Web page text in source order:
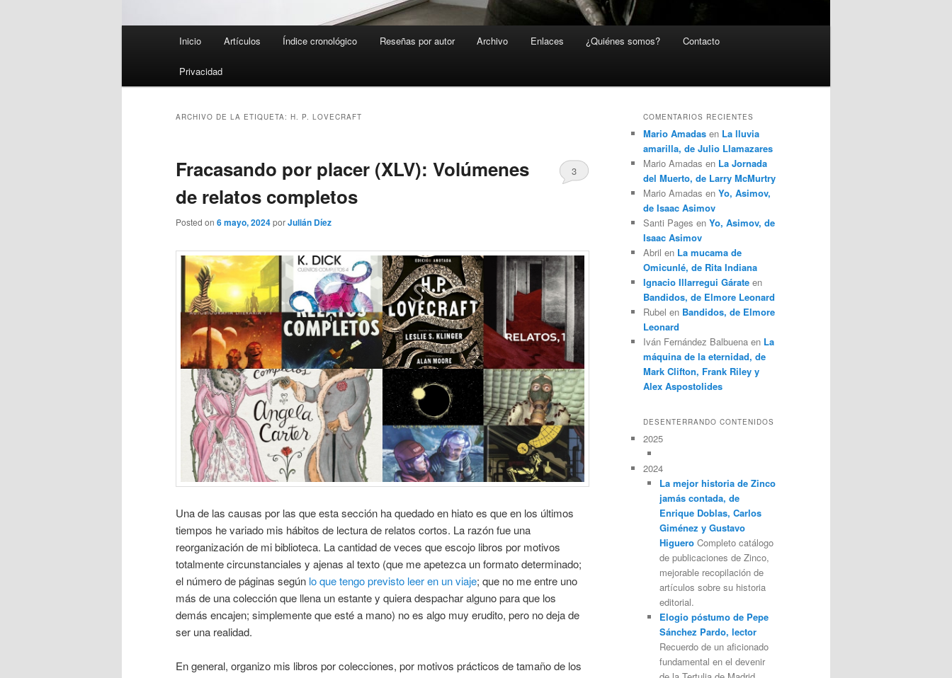
Inicio Artículos Índice cronológico Reseñas por autor Archivo Enlaces ¿Quiénes somos? Contacto
Privacidad
ARCHIVO DE LA ETIQUETA: H. P. LOVECRAFT
Fracasando por placer (XLV): Volúmenes
de relatos completos
Posted on 6 mayo, 2024porJulián Díez
3
Una de las causas por las que esta sección ha quedado en hiato es que en los últimos
tiempos he variado mis hábitos de lectura de relatos cortos. La razón fue una
reorganización de mi biblioteca. La cantidad de veces que escojo libros por motivos
totalmente circunstanciales y ajenas al texto (que me apetezca un formato determinado;
el número de páginas según lo que tengo previsto leer en un viaje; que no me entre uno
más de una colección que llena un estante y quiera despachar alguno para que los
demás encajen; simplemente que esté a mano) no es algo muy erudito, pero no deja de
ser una realidad.
En general, organizo mis libros por colecciones, por motivos prácticos de tamaño de los
COMENTARIOS RECIENTES
Mario Amadas en La lluvia
amarilla, de Julio Llamazares
Mario Amadas en La Jornada
del Muerto, de Larry McMurtry
Mario Amadas en Yo, Asimov,
de Isaac Asimov
Santi Pages en Yo, Asimov, de
Isaac Asimov
Abril en La mucama de
Omicunlé, de Rita Indiana
Ignacio Illarregui Gárate en
Bandidos, de Elmore Leonard
Rubel en Bandidos, de Elmore
Leonard
Iván Fernández Balbuena en La
máquina de la eternidad, de
Mark Clifton, Frank Riley y
Alex Aspostolides
DESENTERRANDO CONTENIDOS
2025
2024
La mejor historia de Zinco
jamás contada, de
Enrique Doblas, Carlos
Giménez y Gustavo
HigueroCompleto catálogo
de publicaciones de Zinco,
mejorable recopilación de
artículos sobre su historia
editorial.
Elogio póstumo de Pepe
Sánchez Pardo, lector
Recuerdo de un aficionado
fundamental en el devenir